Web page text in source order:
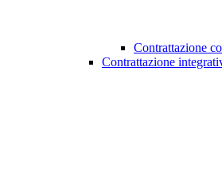
Contrattazione
Contrattazione